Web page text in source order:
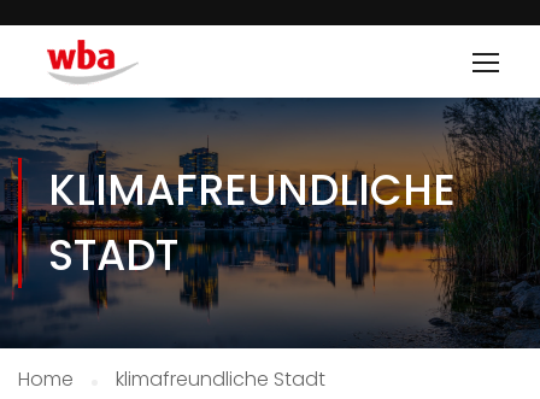
KLIMAFREUNDLICHE
STADT
Home klimafreundliche Stadt